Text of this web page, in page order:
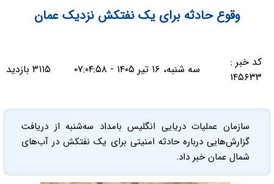
وقوع حادثه برای یک نفتکش نزدیک عمان
کد خبر :
۱۴۵۶۳۳
سه شنبه، ۱۶ تیر ۱۴۰۵ - ۰۷:۰۴:۵۸ ۳۱۱۵ بازدید
سازمان عملیات دریایی انگلیس بامداد سه‌شنبه از دریافت
گزارش‌هایی درباره حادثه امنیتی برای یک نفتکش در آب‌های
شمال عمان خبر داد.